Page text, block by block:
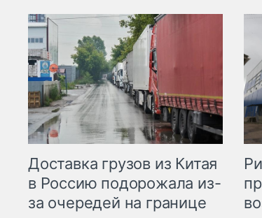
Доставка грузов из Китая
в Россию подорожала из-
за очередей на границе